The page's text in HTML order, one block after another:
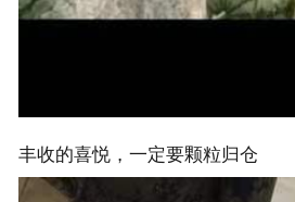
丰收的喜悦，一定要颗粒归仓